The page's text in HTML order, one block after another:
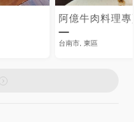
阿億牛肉料理
台南市, 東區